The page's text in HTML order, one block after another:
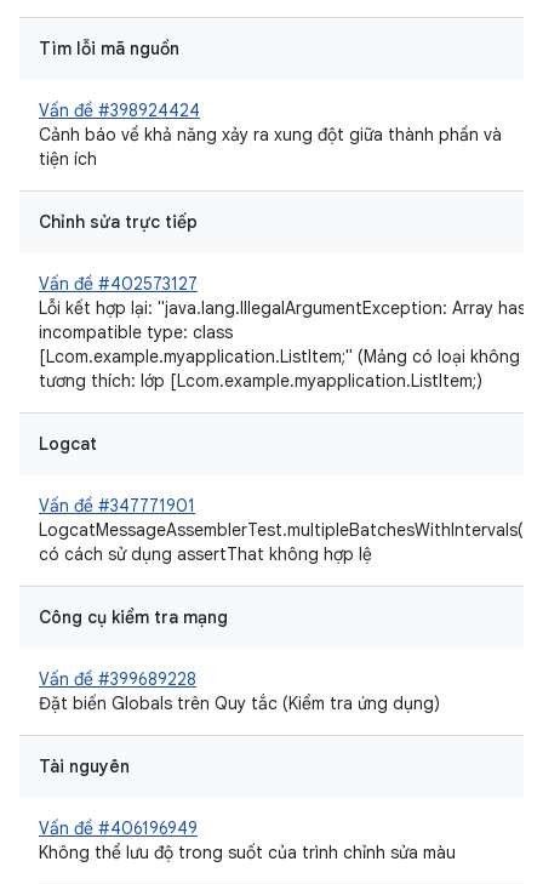
Tìm lỗi mã nguồn
Vấn đề #398924424
Cảnh báo về khả năng xảy ra xung đột giữa thành phần và
tiện ích
Chỉnh sửa trực tiếp
Vấn đề #402573127
Lỗi kết hợp lại: "java.lang.IllegalArgumentException: Array has
incompatible type: class
[Lcom.example.myapplication.ListItem;" (Mảng có loại không
tương thích: lớp [Lcom.example.myapplication.ListItem;)
Logcat
Vấn đề #347771901
LogcatMessageAssemblerTest.multipleBatchesWithIntervals()
có cách sử dụng assertThat không hợp lệ
Công cụ kiểm tra mạng
Vấn đề #399689228
Đặt biến Globals trên Quy tắc (Kiểm tra ứng dụng)
Tài nguyên
Vấn đề #406196949
Không thể lưu độ trong suốt của trình chỉnh sửa màu